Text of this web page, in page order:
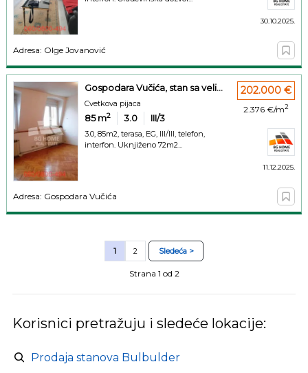
30.10.2025.
Adresa: Olge Jovanović
Gospodara Vučića, stan sa veli...
Cvetkova pijaca
85m2 3.0 III/3
3.0, 85m2, terasa, EG, III/III, telefon,
interfon. Uknjiženo 72m2...
202.000 €
2.376 €/m2
11.12.2025.
Adresa: Gospodara Vučića
1 2 Sledeća >
Strana 1 od 2
Korisnici pretražuju i sledeće lokacije:
Prodaja stanova Bulbulder